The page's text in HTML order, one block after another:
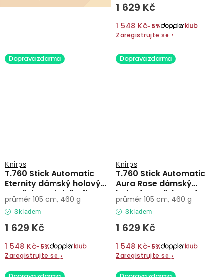
1 629 Kč
1 548 Kč−5%
Zaregistrujte se ›
Doprava zdarma
T.760 Stick Automatic
Eternity dámský holový
vystřelovací deštník
Knirps
Skladem
1 629 Kč
1 548 Kč−5%
Zaregistrujte se ›
průměr 105 cm, 460 g
Doprava zdarma
T.760 Stick Automatic
Aura Rose dámský
holový vystřelovací
deštník
Knirps
Skladem
1 629 Kč
1 548 Kč−5%
Zaregistrujte se ›
průměr 105 cm, 460 g